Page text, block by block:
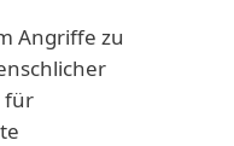
Angriffe zu
für